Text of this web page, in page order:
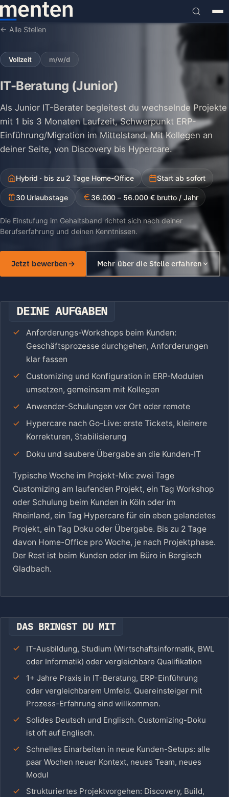
← Alle Stellen
Vollzeit m/w/d
IT-Beratung (Junior)
Als Junior IT-Berater begleitest du wechselnde Projekte
mit 1 bis 3 Monaten Laufzeit, Schwerpunkt ERP-
Einführung/Migration im Mittelstand. Mit Kollegen an
deiner Seite, von Discovery bis Hypercare.
Hybrid · bis zu 2 Tage Home-Office Start ab sofort
30 Urlaubstage 36.000 – 56.000 € brutto / Jahr
Die Einstufung im Gehaltsband richtet sich nach deiner
Berufserfahrung und deinen Kenntnissen.
Jetzt bewerben Mehr über die Stelle erfahren
DEINE AUFGABEN
Anforderungs-Workshops beim Kunden:
Geschäftsprozesse durchgehen, Anforderungen
klar fassen
Customizing und Konfiguration in ERP-Modulen
umsetzen, gemeinsam mit Kollegen
Anwender-Schulungen vor Ort oder remote
Hypercare nach Go-Live: erste Tickets, kleinere
Korrekturen, Stabilisierung
Doku und saubere Übergabe an die Kunden-IT
Typische Woche im Projekt-Mix: zwei Tage
Customizing am laufenden Projekt, ein Tag Workshop
oder Schulung beim Kunden in Köln oder im
Rheinland, ein Tag Hypercare für ein eben gelandetes
Projekt, ein Tag Doku oder Übergabe. Bis zu 2 Tage
davon Home-Office pro Woche, je nach Projektphase.
Der Rest ist beim Kunden oder im Büro in Bergisch
Gladbach.
DAS BRINGST DU MIT
IT-Ausbildung, Studium (Wirtschaftsinformatik, BWL
oder Informatik) oder vergleichbare Qualifikation
1+ Jahre Praxis in IT-Beratung, ERP-Einführung
oder vergleichbarem Umfeld. Quereinsteiger mit
Prozess-Erfahrung sind willkommen.
Solides Deutsch und Englisch. Customizing-Doku
ist oft auf Englisch.
Schnelles Einarbeiten in neue Kunden-Setups: alle
paar Wochen neuer Kontext, neues Team, neues
Modul
Strukturiertes Projektvorgehen: Discovery, Build,